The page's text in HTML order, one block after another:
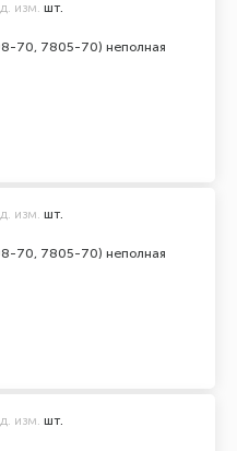
70, 7805-70) неполная
изм. шт.
70, 7805-70) неполная
изм. шт.
изм. шт.